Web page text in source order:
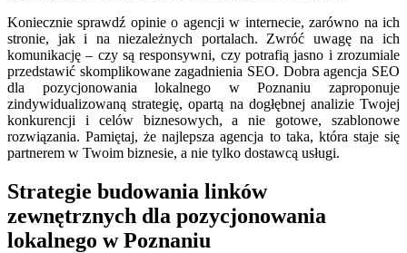
Koniecznie sprawdź opinie o agencji w internecie, zarówno na ich
stronie, jak i na niezależnych portalach. Zwróć uwagę na ich
komunikację – czy są responsywni, czy potrafią jasno i zrozumiale
przedstawić skomplikowane zagadnienia SEO. Dobra agencja SEO
dla pozycjonowania lokalnego w Poznaniu zaproponuje
zindywidualizowaną strategię, opartą na dogłębnej analizie Twojej
konkurencji i celów biznesowych, a nie gotowe, szablonowe
rozwiązania. Pamiętaj, że najlepsza agencja to taka, która staje się
partnerem w Twoim biznesie, a nie tylko dostawcą usługi.
Strategie budowania linków
zewnętrznych dla pozycjonowania
lokalnego w Poznaniu